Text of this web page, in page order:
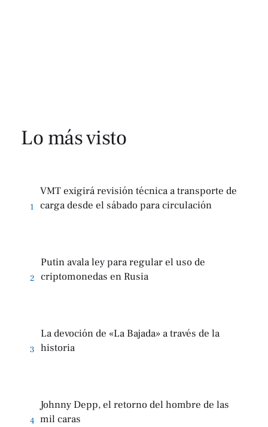
Lo más visto
1
VMT exigirá revisión técnica a transporte de
carga desde el sábado para circulación
2
Putin avala ley para regular el uso de
criptomonedas en Rusia
3
La devoción de «La Bajada» a través de la
historia
4
Johnny Depp, el retorno del hombre de las
mil caras